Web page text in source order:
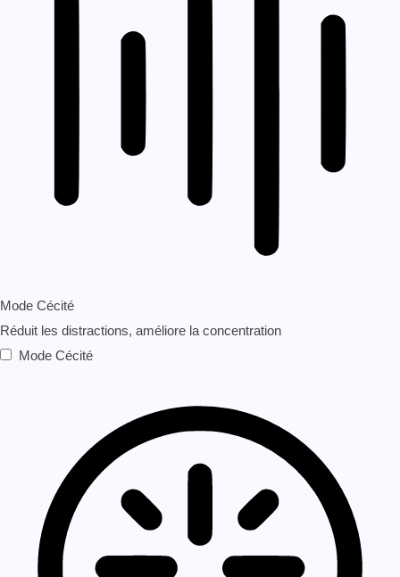
Mode Cécité
Réduit les distractions, améliore la concentration
Mode Cécité